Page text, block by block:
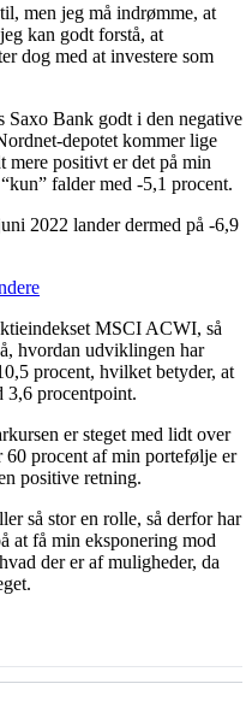
men jeg må indrømme, at
kan godt forstå, at
dog med at investere som
Saxo Bank godt i den negative
depotet kommer lige
mere positivt er det på min
falder med -5,1 procent.
2022 lander dermed på -6,9
MSCI ACWI, så
hvordan udviklingen har
procent, hvilket betyder, at
procentpoint.
er steget med lidt over
procent af min portefølje er
positive retning.
så stor en rolle, så derfor har
at få min eksponering mod
der er af muligheder, da